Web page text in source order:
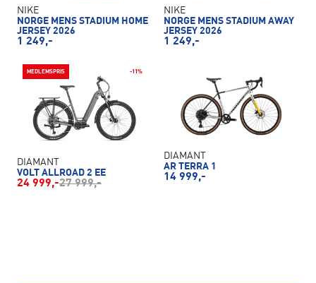
NIKE
NORGE MENS STADIUM HOME
JERSEY 2026
1 249,-
NIKE
NORGE MENS STADIUM AWAY
JERSEY 2026
1 249,-
MEDLEMSPRIS -11%
DIAMANT
VOLT ALLROAD 2 EE
24 999,-27 999,-
DIAMANT
AR TERRA 1
14 999,-